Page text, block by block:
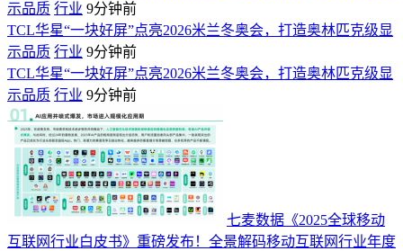
示品质 行业 9分钟前
TCL华星“一块好屏”点亮2026米兰冬奥会，打造奥林匹克级显
示品质 行业 9分钟前
TCL华星“一块好屏”点亮2026米兰冬奥会，打造奥林匹克级显
示品质 行业 9分钟前
七麦数据《2025全球移动
互联网行业白皮书》重磅发布！全景解码移动互联网行业年度